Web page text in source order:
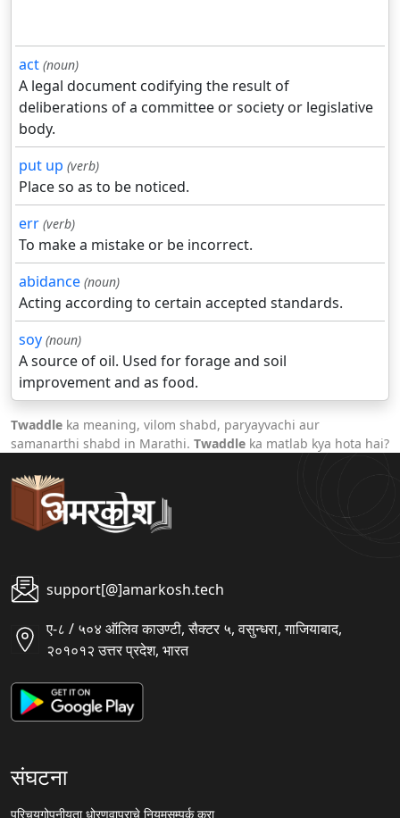
act (noun)
A legal document codifying the result of
deliberations of a committee or society or legislative
body.
put up (verb)
Place so as to be noticed.
err (verb)
To make a mistake or be incorrect.
abidance (noun)
Acting according to certain accepted standards.
soy (noun)
A source of oil. Used for forage and soil
improvement and as food.
Twaddle ka meaning, vilom shabd, paryayvachi aur
samanarthi shabd in Marathi. Twaddle ka matlab kya hota hai?
support[@]amarkosh.tech
ए-८ / ५०४ ऑलिव काउण्टी, सैक्टर ५, वसुन्धरा, गाजियाबाद,
२०१०१२ उत्तर प्रदेश, भारत
संघटना
परिचयगोपनीयता धोरणवापराचे नियमसम्पर्क करा